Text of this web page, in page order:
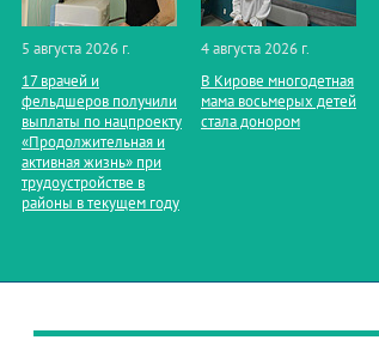
5 августа 2026 г.
17 врачей и
фельдшеров получили
выплаты по нацпроекту
«Продолжительная и
активная жизнь» при
трудоустройстве в
районы в текущем году
4 августа 2026 г.
В Кирове многодетная
мама восьмерых детей
стала донором